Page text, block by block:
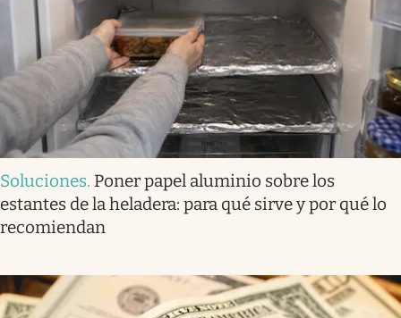
Soluciones. Poner papel aluminio sobre los
estantes de la heladera: para qué sirve y por qué lo
recomiendan